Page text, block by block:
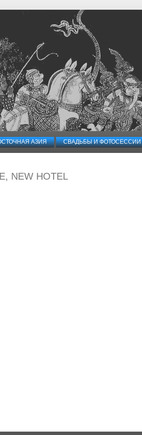
АЗИЯ СВАДЬБЫ И ФОТОСЕССИИ
NEW HOTEL